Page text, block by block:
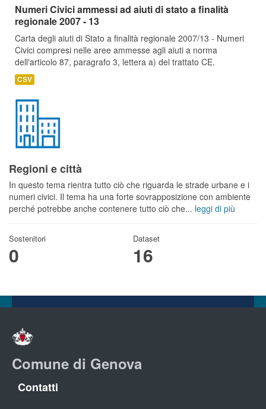
Numeri Civici ammessi ad aiuti di stato a finalità
regionale 2007 - 13
Carta degli aiuti di Stato a finalità regionale 2007/13 - Numeri
Civici compresi nelle aree ammesse agli aiuti a norma
dell'articolo 87, paragrafo 3, lettera a) del trattato CE.
CSV
Regioni e città
In questo tema rientra tutto ciò che riguarda le strade urbane e i
numeri civici. Il tema ha una forte sovrapposizione con ambiente
perché potrebbe anche contenere tutto ciò che... leggi di più
Sostenitori
0
Dataset
16
Comune di Genova
Contatti